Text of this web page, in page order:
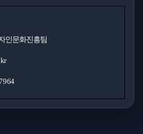
인문화진흥팀